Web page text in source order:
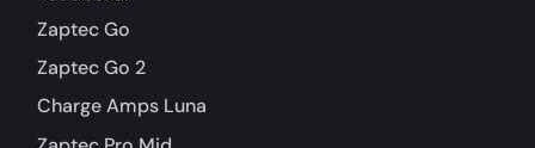
Zaptec Go
Zaptec Go 2
Charge Amps Luna